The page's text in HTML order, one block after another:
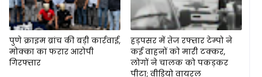
पुणे क्राइम ब्रांच की बड़ी कार्रवाई,
मोक्का का फरार आरोपी
गिरफ्तार
हड़पसर में तेज रफ्तार टेम्पो ने
कई वाहनों को मारी टक्कर,
लोगों ने चालक को पकड़कर
पीटा; वीडियो वायरल